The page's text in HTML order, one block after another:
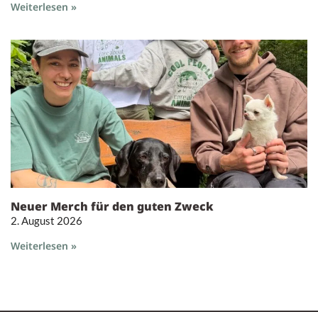
Weiterlesen »
Neuer Merch für den guten Zweck
2. August 2026
Weiterlesen »